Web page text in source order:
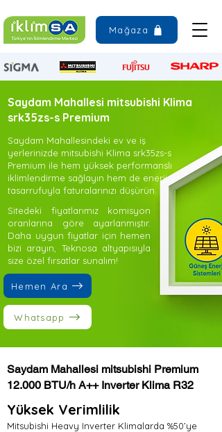
Mağaza
Saydam Mahallesi mitsubishi Klima
srk35zs-s Premium
Saydam Mahallesindeki ev ve iş
yerlerinizde mitsubishi Klima srk35zs-s
Premium ile hem yüksek performanslı
iklimlendirme sağlayın hem de enerji
tasarrufuyla faturalarınızı düşürün.
Sitedeki fiyatlarımız komisyon
oranlarına göre ayarlanmıştır.
Daha uygun fiyatlar için hemen
bizi arayın, Teknosa altyapısıyla
size özel fırsatlar sunalım!
Hemen Ara
Whatsapp
Saydam Mahallesi mitsubishi Premium
12.000 BTU/h A++ Inverter Klima R32
Yüksek Verimlilik
Mitsubishi Heavy Inverter Klimalarda %50’ye